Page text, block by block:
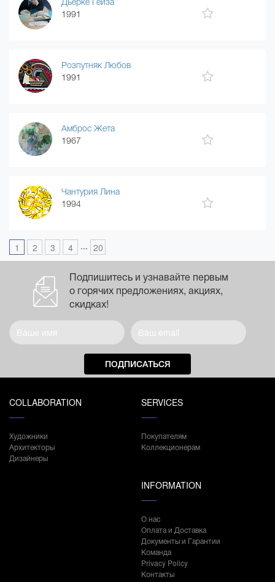
Дьерке Гейза
1991
Розпутняк Любов
1991
Амброс Жета
1967
Чантурия Лина
1994
1 2 3 4 ... 20
Подпишитесь и узнавайте первым
о горячих предложениях, акциях,
скидках!
ПОДПИСАТЬСЯ
COLLABORATION
Художники
Архитекторы
Дизайнеры
SERVICES
Покупателям
Коллекционерам
INFORMATION
О нас
Оплата и Доставка
Документы и Гарантии
Команда
Privacy Policy
Контакты